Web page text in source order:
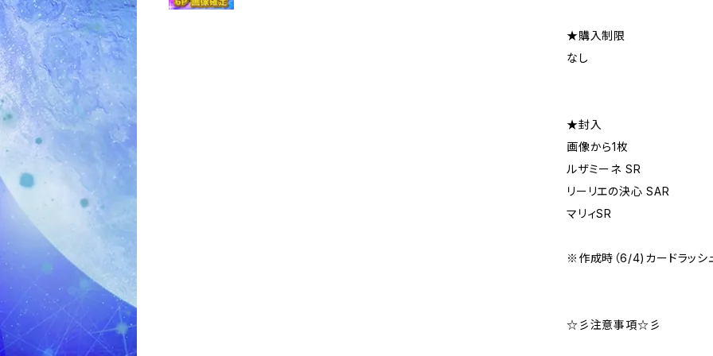
★購入制限
なし
★封入
画像から1枚
ルザミーネ SR
リーリエの決心 SAR
マリィSR
※作成時（6/4)カードラッシ
☆彡注意事項☆彡